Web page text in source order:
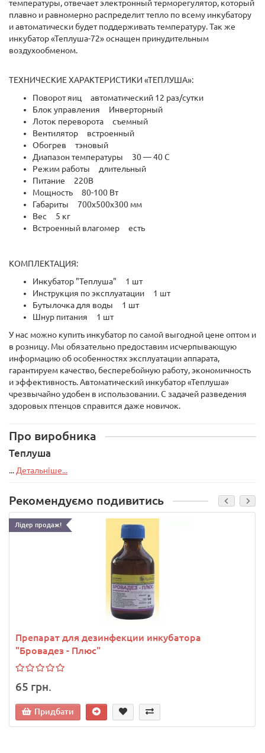
температуры, отвечает электронный терморегулятор, который
плавно и равномерно распределит тепло по всему инкубатору
и автоматически будет поддерживать температуру. Так же
инкубатор «Теплуша-72» оснащен принудительным
воздухообменом.
ТЕХНИЧЕСКИЕ ХАРАКТЕРИСТИКИ «ТЕПЛУША»:
Поворот яиц aвтоматический 12 раз/сутки
Блок управления Инверторный
Лоток переворота съемный
Вентилятор встроенный
Обогрев тэновый
Диапазон температуры 30 — 40 С
Режим работы длительный
Питание 220В
Мощность 80-100 Вт
Габариты 700х500х300 мм
Вес 5 кг
Встроенный влагомер есть
КОМПЛЕКТАЦИЯ:
Инкубатор "Теплуша" 1 шт
Инструкция по эксплуатации 1 шт
Бутылочка для воды 1 шт
Шнур питания 1 шт
У нас можно купить инкубатор по самой выгодной цене оптом и
в розницу. Мы обязательно предоставим исчерпывающую
информацию об особенностях эксплуатации аппарата,
гарантируем качество, бесперебойную работу, экономичность
и эффективность. Автоматический инкубатор «Теплуша»
чрезвычайно удобен в использовании. С задачей разведения
здоровых птенцов справится даже новичок.
Про виробника
Теплуша
... Детальніше...
Рекомендуємо подивитись
Лідер продаж!
Препарат для дезинфекции инкубатора
"Бровадез - Плюс"
65 грн.
Придбати